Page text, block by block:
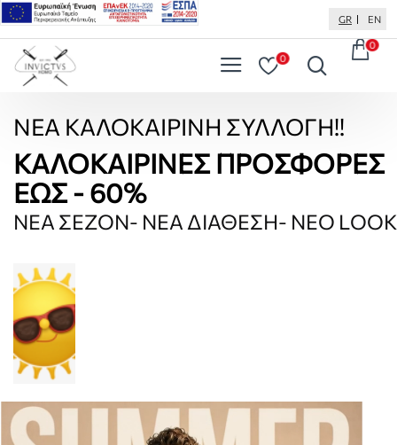
Invictus GR EN
0
0
ΝΕΑ ΚΑΛΟΚΑΙΡΙΝΗ ΣΥΛΛΟΓΗ!!
ΚΑΛΟΚΑΙΡΙΝΕΣ ΠΡΟΣΦΟΡΕΣ
ΕΩΣ - 60%
ΝΕΑ ΣΕΖΟΝ- ΝΕΑ ΔΙΑΘΕΣΗ- ΝΕΟ LOOK